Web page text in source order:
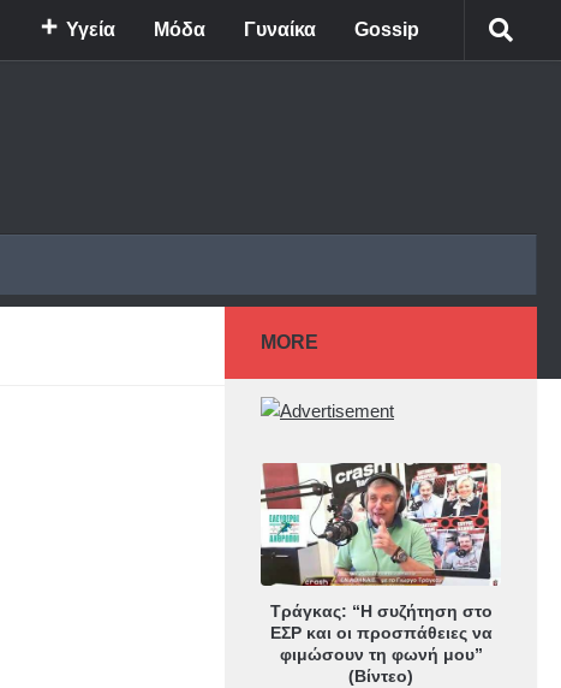
Υγεία Μόδα Γυναίκα Gossip
MORE
Τράγκας: “Η συζήτηση στο
ΕΣΡ και οι προσπάθειες να
φιμώσουν τη φωνή μου”
(Βίντεο)